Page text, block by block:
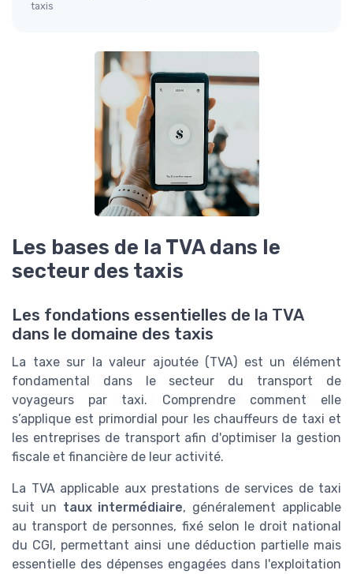
taxis
Les bases de la TVA dans le
secteur des taxis
Les fondations essentielles de la TVA
dans le domaine des taxis
La taxe sur la valeur ajoutée (TVA) est un élément
fondamental dans le secteur du transport de
voyageurs par taxi. Comprendre comment elle
s’applique est primordial pour les chauffeurs de taxi et
les entreprises de transport afin d'optimiser la gestion
fiscale et financière de leur activité.
La TVA applicable aux prestations de services de taxi
suit un taux intermédiaire, généralement applicable
au transport de personnes, fixé selon le droit national
du CGI, permettant ainsi une déduction partielle mais
essentielle des dépenses engagées dans l'exploitation